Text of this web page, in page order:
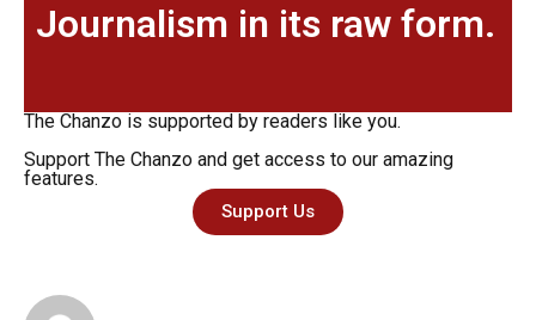
Journalism in its raw form.
The Chanzo is supported by readers like you.
Support The Chanzo and get access to our amazing
features.
Support Us